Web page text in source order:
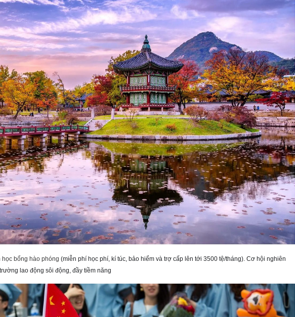
bổng hào phóng (miễn phí học phí, kí túc, bảo hiểm và trợ cấp lên tới 3500 tệ/tháng). Cơ hội nghiên
lao động sôi động, đầy tiềm năng